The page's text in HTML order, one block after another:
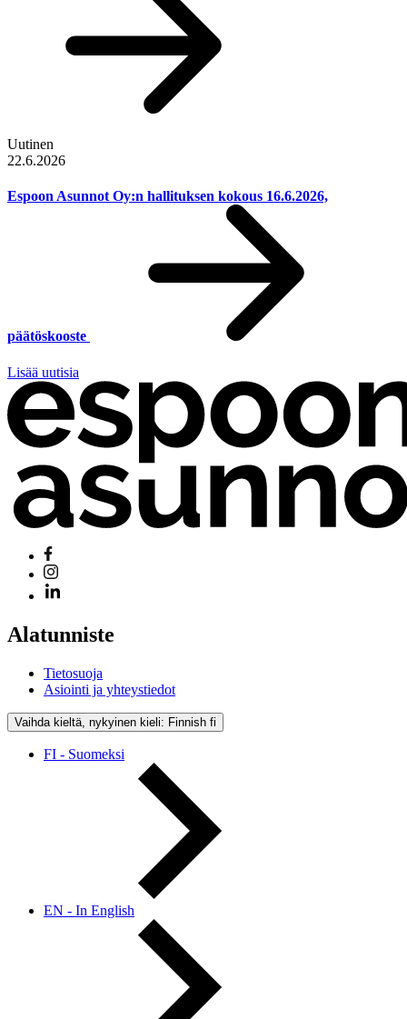
Uutinen
22.6.2026
Espoon Asunnot Oy:n hallituksen kokous 16.6.2026,
päätöskooste
Lisää uutisia
Alatunniste
Tietosuoja
Asiointi ja yhteystiedot
Vaihda kieltä, nykyinen kieli: Finnish fi
FI - Suomeksi
EN - In English